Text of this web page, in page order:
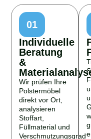
01
Individuelle
Beratung
&
Wir prüfen Ihre
Polstermöbel
direkt vor Ort,
analysieren
Stoffart,
Füllmaterial und
Verschmutzungsgrad